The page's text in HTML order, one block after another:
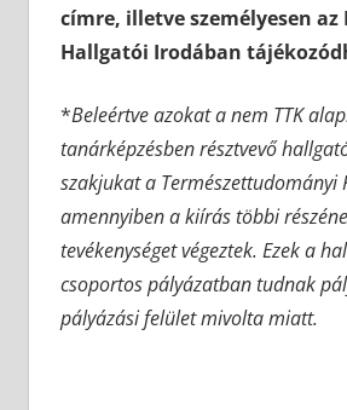
címre, illetve személyesen az
Hallgatói Irodában
*Beleértve azokat a nem TTK
tanárképzésben résztvevő
szakjukat a Természettudományi
amennyiben a kiírás többi
tevékenységet végeztek. Ezek a
csoportos pályázatban tudnak
pályázási felület mivolta miatt.